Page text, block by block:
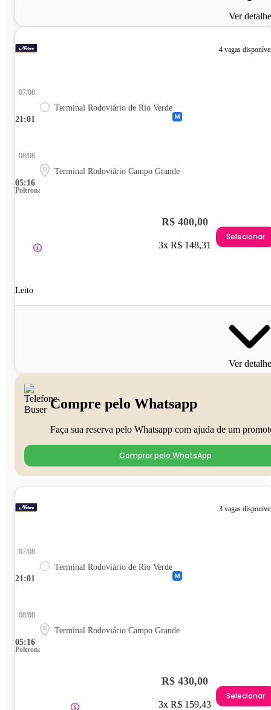
Ver
4 vagas
21:01
07/08
Terminal Rodoviário de Rio Verde
05:16
08/08
Terminal Rodoviário Campo Grande
Poltrona
Leito
R$ 400,00
3x R$ 148,31
Selecionar
Ver
Compre pelo Whatsapp
Faça sua reserva pelo Whatsapp com ajuda de um
Comprar pelo WhatsApp
3 vagas
21:01
07/08
Terminal Rodoviário de Rio Verde
05:16
08/08
Terminal Rodoviário Campo Grande
Poltrona
R$ 430,00
3x R$ 159,43
Selecionar